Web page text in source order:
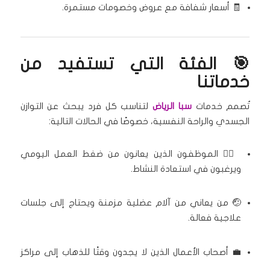
🧾 أسعار شفافة مع عروض وخصومات مستمرة.
🎯 الفئة التي تستفيد من
خدماتنا
تُصمم خدماتسبا الرياضلتناسب كل فرد يبحث عن التوازن
الجسدي والراحة النفسية، خصوصًا في الحالات التالية:
🧘‍♂️ الموظفون الذين يعانون من ضغط العمل اليومي
ويرغبون في استعادة النشاط.
🤕 من يعاني من آلام عضلية مزمنة ويحتاج إلى جلسات
علاجية فعالة.
💼 أصحاب الأعمال الذين لا يجدون وقتًا للذهاب إلى مراكز